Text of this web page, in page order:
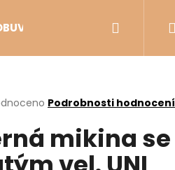
VÝPRODEJ
Podrobnosti hodnocení
mikina se